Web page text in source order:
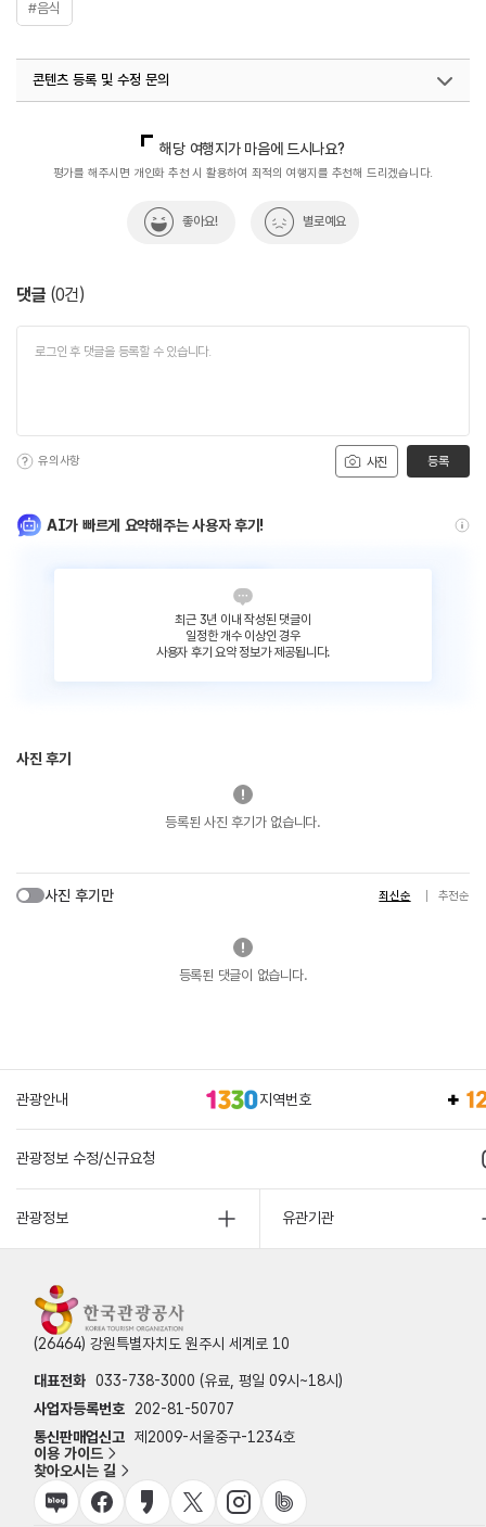
#음식
콘텐츠 등록 및 수정 문의
해당 여행지가 마음에 드시나요?
평가를 해주시면 개인화 추천 시 활용하여 최적의 여행지를 추천해 드리겠습니다.
좋아요! 별로예요
댓글 (0건)
사진
유의사항 등록
AI가 빠르게 요약해주는 사용자 후기!
최근 3년 이내 작성된 댓글이
일정한 개수 이상인 경우
사용자 후기 요약 정보가 제공됩니다.
사진 후기
등록된 사진 후기가 없습니다.
사진 후기만 최신순 추천순
등록된 댓글이 없습니다.
관광안내 지역번호
관광정보 수정/신규요청
관광정보 유관기관
(26464) 강원특별자치도 원주시 세계로 10
대표전화 033-738-3000 (유료, 평일 09시~18시)
사업자등록번호
202-81-50707
통신판매업신고 제2009-서울중구-1234호
이용 가이드
찾아오시는 길